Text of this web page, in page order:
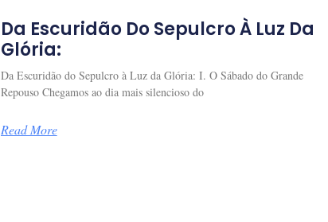
Da Escuridão Do Sepulcro À Luz Da
Glória:
Da Escuridão do Sepulcro à Luz da Glória: I. O Sábado do Grande
Repouso Chegamos ao dia mais silencioso do
Read More